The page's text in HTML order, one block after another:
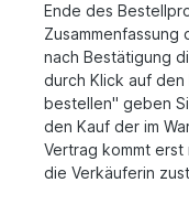
Ende des
nach Bestätigung
durch Klick auf
bestellen" geben
den Kauf der im
Vertrag kommt
die Verkäuferin